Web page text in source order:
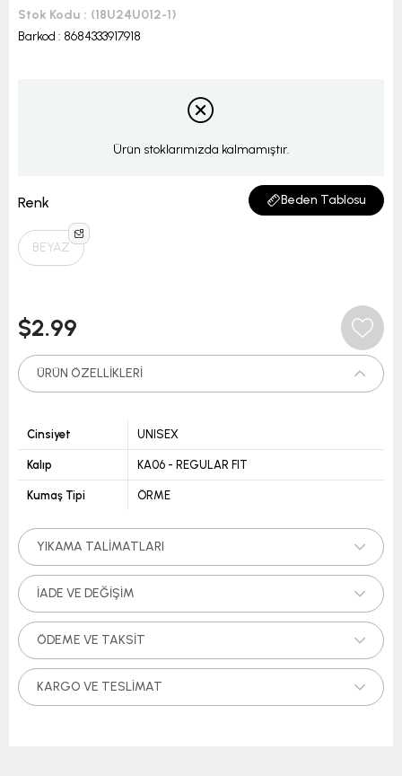
Stok Kodu
(18U24U012-1)
Barkod : 8684333917918
Ürün stoklarımızda kalmamıştır.
Renk Beden Tablosu
BEYAZ
$2.99
ÜRÜN ÖZELLIKLERI
Cinsiyet UNISEX
Kalıp KA06 - REGULAR FIT
Kumaş Tipi ÖRME
YIKAMA TALIMATLARI
İADE VE DEĞIŞIM
ÖDEME VE TAKSIT
KARGO VE TESLIMAT